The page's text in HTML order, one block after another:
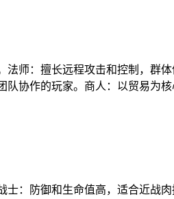
师：擅长远程攻击和控制，群
协作的玩家。商人：以贸易为
：防御和生命值高，适合近战